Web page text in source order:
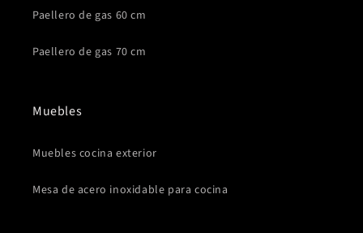
Paellero de gas 60 cm
Paellero de gas 70 cm
Muebles
Muebles cocina exterior
Mesa de acero inoxidable para cocina